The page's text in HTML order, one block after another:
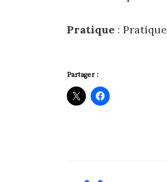
Pratique :
Partager :